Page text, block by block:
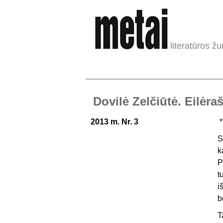
literatūros
Dovilė Zelčiūtė.
2013 m. Nr. 3
*